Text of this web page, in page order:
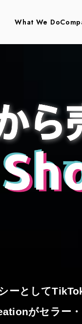
What We Do
ーとして
がセラー